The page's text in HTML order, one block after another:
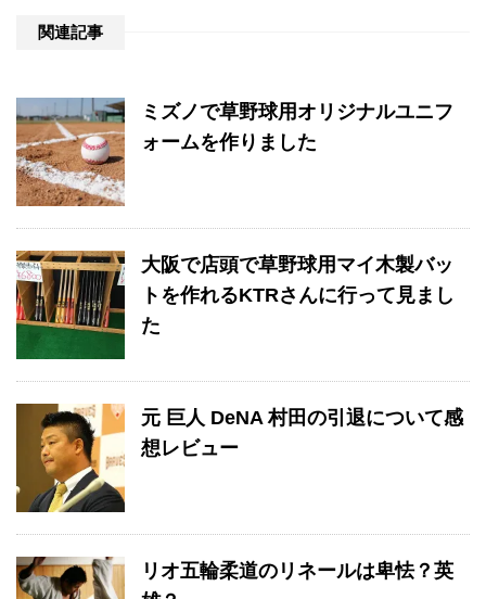
関連記事
ミズノで草野球用オリジナルユニフ
ォームを作りました
大阪で店頭で草野球用マイ木製バッ
トを作れるKTRさんに行って見まし
た
元 巨人 DeNA 村田の引退について感
想レビュー
リオ五輪柔道のリネールは卑怯？英